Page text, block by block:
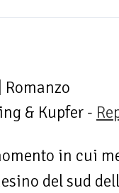
| Romanzo
& Kupfer -
in cui
del sud